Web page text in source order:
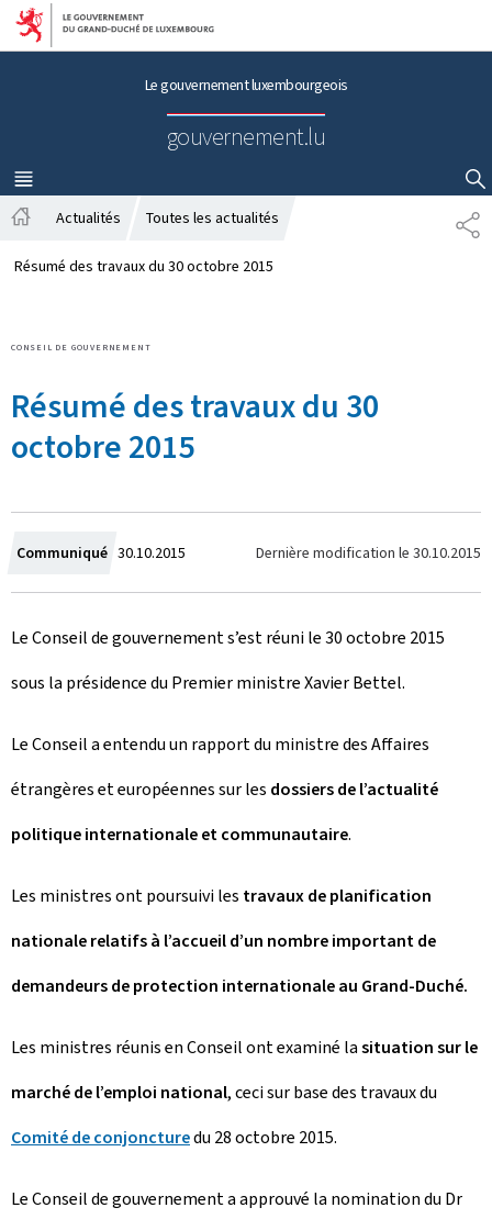
Aller au menu principal
Aller au contenu
Le gouvernement luxembourgeois
gouvernement.lu
MENU
PRINCIPAL
AFFICHER / MASQUER LA RECHERCHE
P
A
c
i
Actualités Toutes les actualités
Résumé des travaux du 30 octobre 2015
Résumé des travaux du 30
octobre 2015
CONSEIL DE GOUVERNEMENT
Communiqué C
r
é
e
30.10.2015 Dernière modification le 30.10.2015
Le Conseil de gouvernement s’est réuni le 30 octobre 2015
sous la présidence du Premier ministre Xavier Bettel.
Le Conseil a entendu un rapport du ministre des Affaires
étrangères et européennes sur les dossiers de l’actualité
politique internationale et communautaire.
Les ministres ont poursuivi les travaux de planification
nationale relatifs à l’accueil d’un nombre important de
demandeurs de protection internationale au Grand-Duché.
Les ministres réunis en Conseil ont examiné lasituation sur le
marché de l’emploi national, ceci sur base des travaux du
Comité de conjoncturedu 28 octobre 2015.
Le Conseil de gouvernement a approuvé la nomination du Dr